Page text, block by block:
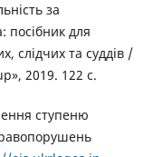
за
посібник для
слідчих та суддів /
2019. 122 с.
ступеню